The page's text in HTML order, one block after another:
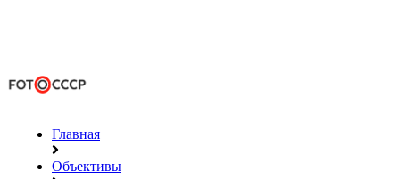
Главная
Объективы